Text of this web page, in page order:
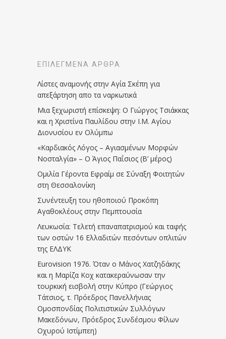
ΕΠΙΛΕΓΜΈΝΑ ΆΡΘΡΑ
Λίστες αναμονής στην Αγία Σκέπη για
απεξάρτηση απο τα ναρκωτικά
Μια ξεχωριστή επίσκεψη: Ο Γιώργος Τσιάκκας
και η Χριστίνα Παυλίδου στην Ι.Μ. Αγίου
Διονυσίου εν Ολύμπω
«Καρδιακός Λόγος – Αγιασμένων Μορφών
Νοσταλγία» – Ο Άγιος Παΐσιος (Β’ μέρος)
Ομιλία Γέροντα Εφραίμ σε Σύναξη Φοιτητών
στη Θεσσαλονίκη
Συνέντευξη του ηθοποιού Προκόπη
Αγαθοκλέους στην Πεμπτουσία
Λευκωσία: Τελετή επαναπατρισμού και ταφής
των οστών 16 Ελλαδιτών πεσόντων οπλιτών
της ΕΛΔΥΚ
Eurovision 1976. Όταν ο Μάνος Χατζηδάκης
και η Μαρίζα Κοχ κατακεραύνωσαν την
τουρκική εισβολή στην Κύπρο (Γεώργιος
Τάτσιος, τ. Πρόεδρος Πανελλήνιας
Ομοσπονδίας Πολιτιστικών Συλλόγων
Μακεδόνων, Πρόεδρος Συνδέσμου Φίλων
Οχυρού Ιστίμπεη)